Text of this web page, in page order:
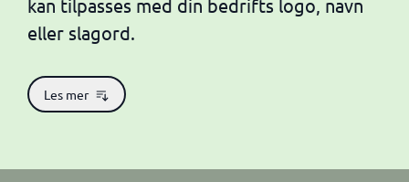
kan tilpasses med din bedrifts logo, navn
eller slagord.
Les mer